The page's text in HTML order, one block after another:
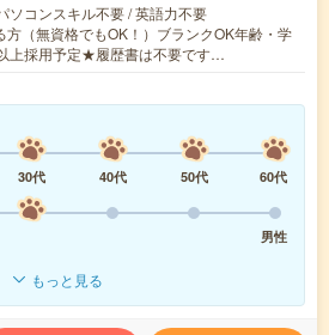
ソコンスキル不要 / 英語力不要
方（無資格でもOK！）ブランクOK年齢・学
上採用予定★履歴書は不要です…
30代 40代 50代
60代
男性
もっと見る